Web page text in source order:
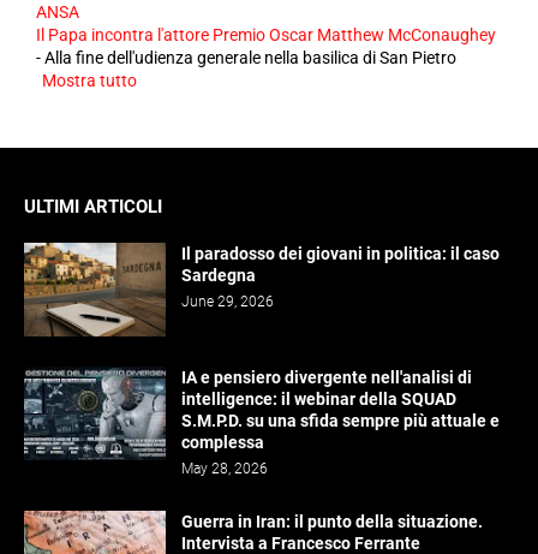
ANSA
Il Papa incontra l'attore Premio Oscar Matthew McConaughey
-Alla fine dell'udienza generale nella basilica di San Pietro
Mostra tutto
ULTIMI ARTICOLI
Il paradosso dei giovani in politica: il caso
Sardegna
June 29, 2026
IA e pensiero divergente nell'analisi di
intelligence: il webinar della SQUAD
S.M.P.D. su una sfida sempre più attuale e
complessa
May 28, 2026
Guerra in Iran: il punto della situazione.
Intervista a Francesco Ferrante